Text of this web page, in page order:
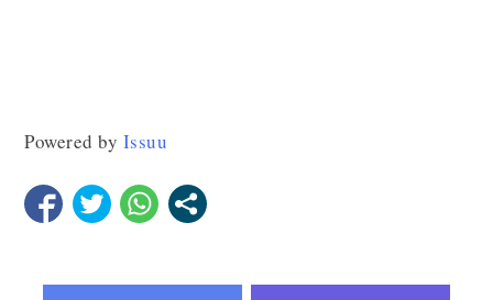
Powered by Issuu